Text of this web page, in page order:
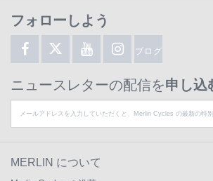
フォローしよう
ブログ
ニュースレターの配信を申し込
MERLIN について